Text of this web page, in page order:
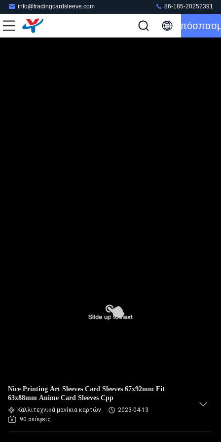
info@tradingcardsleeve.com 86-185-20252391
Nice Printing Art Sleeves Card Sleeves 67x92mm Fit
63x88mm Anime Card Sleeves Cpp
Καλλιτεχνικά μανίκια καρτών
2023-04-13
90 απόψεις